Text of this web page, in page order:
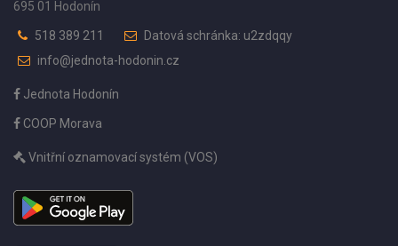
695 01 Hodonín
518 389 211
Datová schránka: u2zdqqy
info@jednota-hodonin.cz
Jednota Hodonín
COOP Morava
Vnitřní oznamovací systém (VOS)